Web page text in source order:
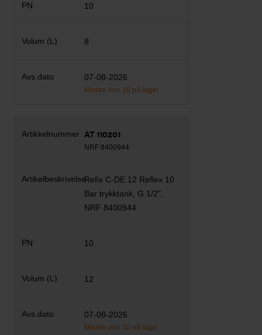
10
8
07-08-2026
Mindre enn 10 på lager
AT 110201
NRF 8400944
Refix C-DE 12 Reflex 10
Bar trykktank, G 1/2",
NRF 8400944
10
12
07-08-2026
Mindre enn 10 på lager